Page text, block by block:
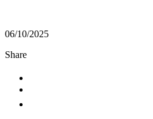
06/10/2025
Share